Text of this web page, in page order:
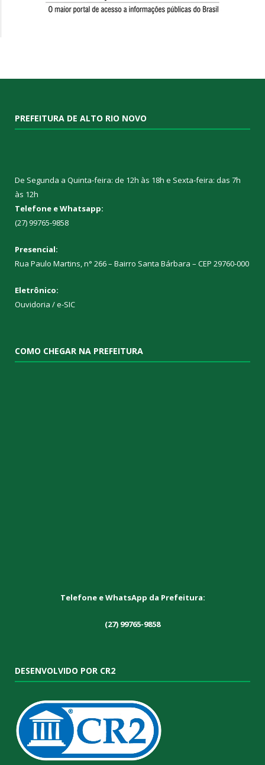
PREFEITURA DE ALTO RIO NOVO
De Segunda a Quinta-feira: de 12h às 18h e Sexta-feira: das 7h
às 12h
Telefone e Whatsapp:
(27) 99765-9858
Presencial:
Rua Paulo Martins, n° 266 – Bairro Santa Bárbara – CEP 29760-000
Eletrônico:
Ouvidoria /e-SIC
COMO CHEGAR NA PREFEITURA
Telefone e WhatsApp da Prefeitura:
(27) 99765-9858
DESENVOLVIDO POR CR2